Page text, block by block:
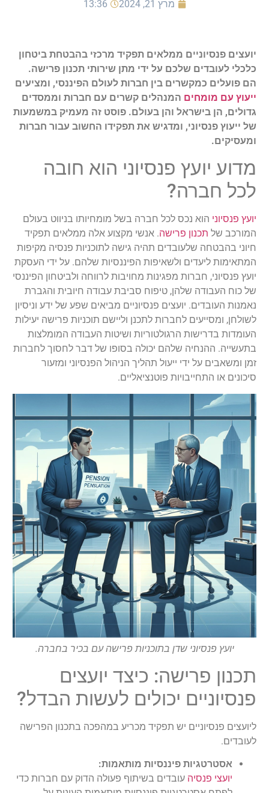
מרץ 21, 2024 13:36
יועצים פנסיוניים ממלאים תפקיד מרכזי בהבטחת ביטחון
כלכלי לעובדים שלכם על ידי מתן שירותי תכנון פרישה.
הם פועלים כמקשרים בין חברות לעולם הפיננסי, ומציעים
ייעוץ עם מומחים המנהלים קשרים עם חברות וממסדים
גדולים, הן בישראל והן בעולם. פוסט זה מעמיק במשמעות
של ייעוץ פנסיוני, ומדגיש את תפקידו החשוב עבור חברות
ומעסיקים.
מדוע יועץ פנסיוני הוא חובה
לכל חברה?
יועץ פנסיוני הוא נכס לכל חברה בשל מומחיותו בניווט בעולם
המורכב של תכנון פרישה. אנשי מקצוע אלה ממלאים תפקיד
חיוני בהבטחה שלעובדים תהיה גישה לתוכניות פנסיה מקיפות
המתאימות ליעדים ולשאיפות הפיננסיות שלהם. על ידי העסקת
יועץ פנסיוני, חברות מפגינות מחויבות לרווחה ולביטחון הפיננסי
של כוח העבודה שלהן, טיפוח סביבת עבודה חיובית והגברת
נאמנות העובדים. יועצים פנסיוניים מביאים שפע של ידע וניסיון
לשולחן, ומסייעים לחברות לתכנן וליישם תוכניות פרישה יעילות
העומדות בדרישות הרגולטוריות ושיטות העבודה המומלצות
בתעשייה. ההנחיה שלהם יכולה בסופו של דבר לחסוך לחברות
זמן ומשאבים על ידי ייעול תהליך הניהול הפנסיוני ומזעור
סיכונים או התחייבויות פוטנציאליים.
יועץ פנסיוני שדן בתוכניות פרישה עם בכיר בחברה.
תכנון פרישה: כיצד יועצים
פנסיוניים יכולים לעשות הבדל?
ליועצים פנסיוניים יש תפקיד מכריע במהפכה בתכנון הפרישה
לעובדים.
אסטרטגיות פיננסיות מותאמות:
יועצי פנסיה עובדים בשיתוף פעולה הדוק עם חברות כדי